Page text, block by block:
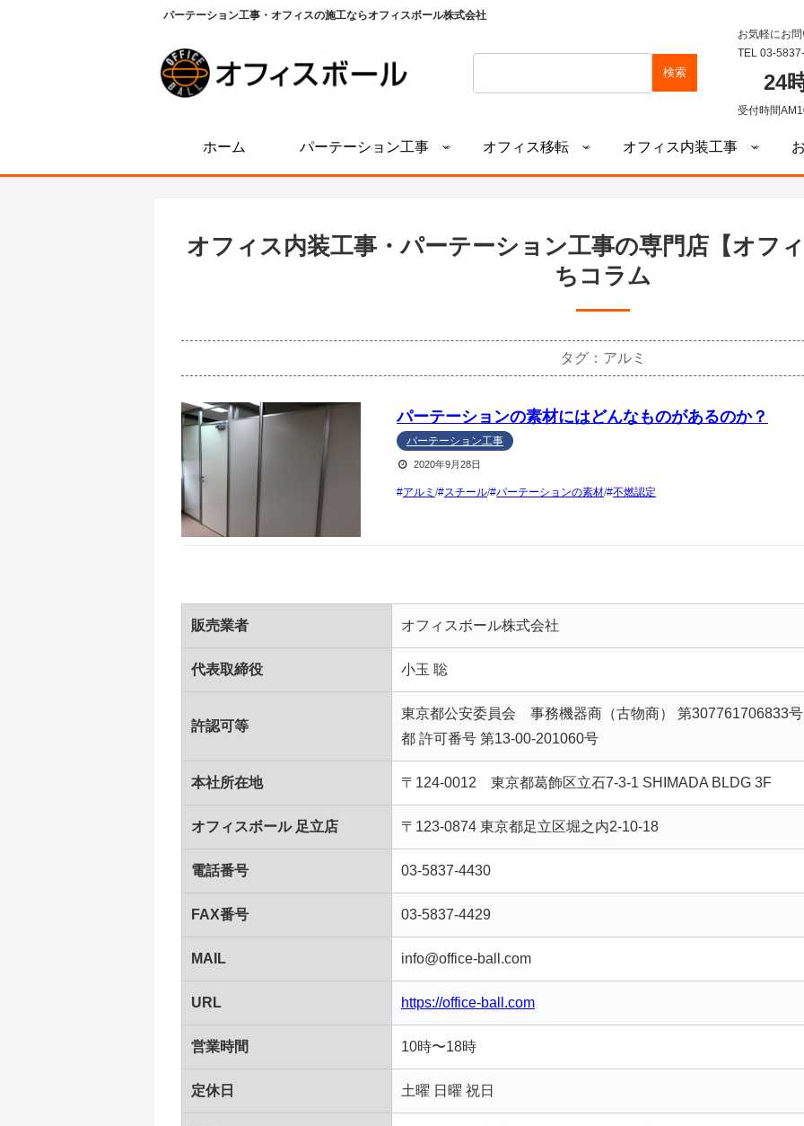
パーテーション工事・オフィスの施工ならオフィスボール株式会社
検索
お気軽にお
TEL 03-
24
受付時間
ホーム パーテーション工事 オフィス移転 オフィス内装工事
オフィス内装工事・パーテーション工事の専門店【オフ
ちコラム
タグ：アルミ
パーテーションの素材にはどんなものがあるのか？
パーテーション工事
2020年9月28日
アルミ / スチール/ パーテーションの素材/ 不燃認定
販売業者 オフィスボール株式会社
代表取締役 小玉 聡
許認可等
東京都公安委員会 事務機器商（古物商） 第307761706833
都 許可番号 第13-00-201060号
本社所在地 〒124-0012 東京都葛飾区立石7-3-1 SHIMADA BLDG 3F
オフィスボール 足立店 〒123-0874 東京都足立区堀之内2-10-18
電話番号 03-5837-4430
FAX番号 03-5837-4429
MAIL info@office-ball.com
URL https://office-ball.com
営業時間 10時〜18時
定休日 土曜 日曜 祝日